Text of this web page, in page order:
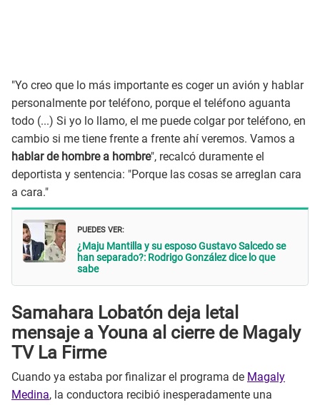
"Yo creo que lo más importante es coger un avión y hablar
personalmente por teléfono, porque el teléfono aguanta
todo (...) Si yo lo llamo, el me puede colgar por teléfono, en
cambio si me tiene frente a frente ahí veremos. Vamos a
hablar de hombre a hombre", recalcó duramente el
deportista y sentencia: "Porque las cosas se arreglan cara
a cara."
PUEDES VER:
¿Maju Mantilla y su esposo Gustavo Salcedo se
han separado?: Rodrigo González dice lo que
sabe
Samahara Lobatón deja letal
mensaje a Youna al cierre de Magaly
TV La Firme
Cuando ya estaba por finalizar el programa de Magaly
Medina, la conductora recibió inesperadamente una